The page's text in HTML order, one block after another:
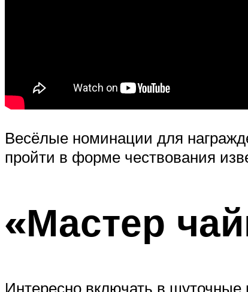
Весёлые номинации для
пройти в форме чествования
«Мастер
Интересно включать в